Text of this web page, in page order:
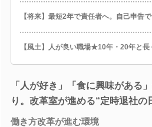
【将来】最短2年で責任者へ。自己申告
【風土】人が良い職場★10年・20年と長
「人が好き」「食に興味がある
り。改革室が進める“定時退社の
働き方改革が進む環境